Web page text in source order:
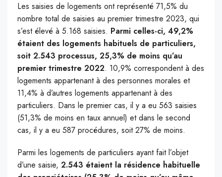
Les saisies de logements ont représenté 71,5% du
nombre total de saisies au premier trimestre 2023, qui
s’est élevé à 5.168 saisies. Parmi celles-ci, 49,2%
étaient des logements habituels de particuliers,
soit 2.543 processus, 25,3% de moins qu’au
premier trimestre 2022. 10,9% correspondent à des
logements appartenant à des personnes morales et
11,4% à d’autres logements appartenant à des
particuliers. Dans le premier cas, il y a eu 563 saisies
(51,3% de moins en taux annuel) et dans le second
cas, il y a eu 587 procédures, soit 27% de moins.
Parmi les logements de particuliers ayant fait l’objet
d’une saisie, 2.543 étaient la résidence habituelle